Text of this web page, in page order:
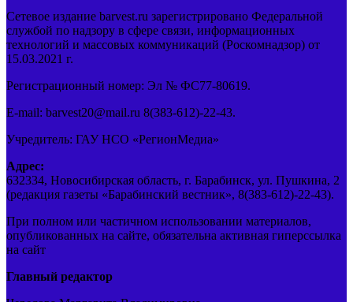
Сетевое издание barvest.ru зарегистрировано Федеральной
службой по надзору в сфере связи, информационных
технологий и массовых коммуникаций (Роскомнадзор) от
15.03.2021 г.
Регистрационный номер: Эл № ФС77-80619.
E-mail: barvest20@mail.ru 8(383-612)-22-43.
Учредитель: ГАУ НСО «РегионМедиа»
Адрес:
632334, Новосибирская область, г. Барабинск, ул. Пушкина, 2
(редакция газеты «Барабинский вестник», 8(383-612)-22-43).
При полном или частичном использовании материалов,
опубликованных на сайте, обязательна активная гиперссылка
на сайт
Главный редактор